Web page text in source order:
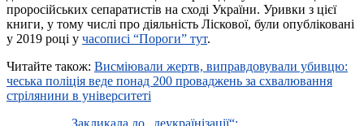
проросійських сепаратистів на сході України. Уривки з цієї
книги, у тому числі про діяльність Ліскової, були опубліковані
у 2019 році у часописі “Пороги” тут.
Читайте також: Висміювали жертв, виправдовували убивцю:
чеська пoліція веде понад 200 проваджень за схвалювання
стрілянини в університеті
Закликала до „деукраїнізації“: